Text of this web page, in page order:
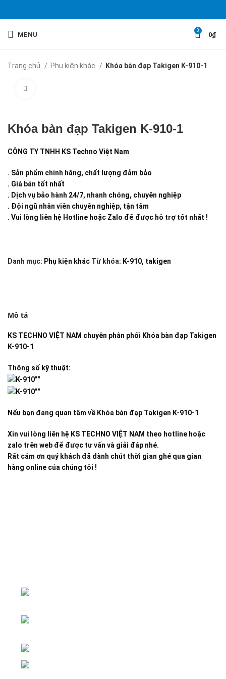
MENU
0
0₫
Trang chủ Phụ kiện khác Khóa bàn đạp Takigen K-910-1
Khóa bàn đạp Takigen K-910-1
CÔNG TY TNHH KS Techno Việt Nam
. Sản phẩm chính hãng, chất lượng đảm bảo
. Giá bán tốt nhất
. Dịch vụ bảo hành 24/7, nhanh chóng, chuyên nghiệp
. Đội ngũ nhân viên chuyên nghiệp, tận tâm
. Vui lòng liên hệ Hotline hoặc Zalo để được hỗ trợ tốt nhất !
Danh mục: Phụ kiện khác Từ khóa: K-910, takigen
Mô tả
KS TECHNO VIỆT NAM chuyên phân phối Khóa bàn đạp Takigen
K-910-1
Thông số kỹ thuật:
Nếu bạn đang quan tâm về Khóa bàn đạp Takigen K-910-1
Xin vui lòng liên hệ KS TECHNO VIỆT NAM theo hotline hoặc
zalo trên web để được tư vấn và giải đáp nhé.
Rất cảm ơn quý khách đã dành chút thời gian ghé qua gian
hàng online của chúng tôi !